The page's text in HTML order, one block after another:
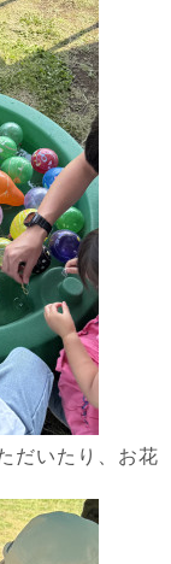
だいたり、お花